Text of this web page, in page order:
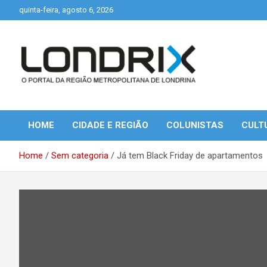
to
quinta-feira, agosto 6, 2026
Londrix
HOME CIDADE E REGIÃO COLUNISTAS
Home Sem categoria Já tem Black Friday de apartamentos